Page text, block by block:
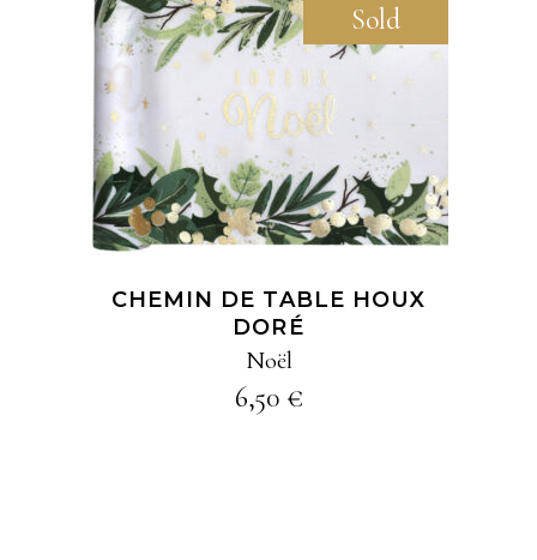
Sold
AJOUTER À MA
SÉLECTION
CHEMIN DE TABLE HOUX
DORÉ
Noël
6,50 €